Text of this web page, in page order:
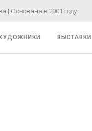
| Основана в 2001 году
ВЫСТАВКИ